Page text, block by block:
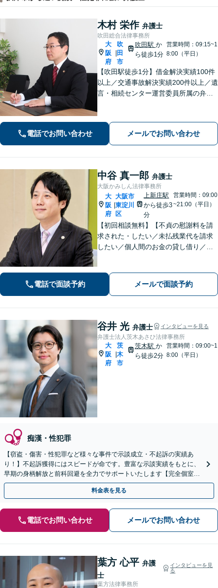
木村 栄作 弁護士
吹田総合法律事務所
大
阪
府
吹
田
市
吹田駅 か
ら徒歩1分
営業時間：09:15~1
8:00（平日）
【吹田駅徒歩1分】借金解決実績100件
以上／交通事故解決実績200件以上／遺
言・相続センター運営委員所属の弁護
ください。きめ細やかで丁寧な対応が
モットーです。
電話でお問い合わせ メールでお問い合わせ
中谷 真一郎 弁護士
大阪かみしん法律事務所
大
阪
府
|
大阪市
東淀川
区
上新庄駅
から徒歩3
分
営業時間：09:00
~21:00（平日）
【初回相談無料】【不貞の慰謝料を請
求された・したい／未払残業代を請求
したい／個人間のお金の貸し借り／交
り。【弁護士歴10年以上】【当日、夜
間・休日相談可】
電話で面談予約 メールで面談予約
谷井 光 弁護士 インタビューを見る
弁護士法人茨木あさひ法律事務所
大
阪
府
茨
木
市
茨木駅 か
ら徒歩2分
営業時間：09:00~1
8:00（平日）
痴漢・性犯罪
【窃盗・傷害・性犯罪など様々な事件で示談成立・不起訴の実績あ
り！】不起訴獲得にはスピードが命です。豊富な示談実績をもとに、
早期の身柄解放と前科回避を全力でサポートいたします【完全個室で
プライバシー配慮】
料金表を見る
電話でお問い合わせ メールでお問い合わせ
葉方 心平 弁護
士
インタビューを見
る
葉方法律事務所